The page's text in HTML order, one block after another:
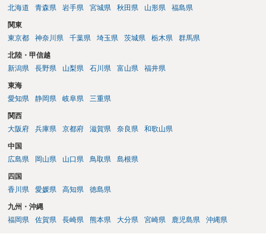
北海道
青森県 岩手県 宮城県 秋田県 山形県 福島県
関東
東京都
神奈川県 千葉県 埼玉県 茨城県 栃木県 群馬県
北陸・甲信越
新潟県
長野県 山梨県 石川県 富山県 福井県
東海
愛知県
静岡県 岐阜県 三重県
関西
大阪府
兵庫県 京都府 滋賀県 奈良県 和歌山県
中国
広島県
岡山県 山口県 鳥取県 島根県
四国
香川県
愛媛県 高知県 徳島県
九州・沖縄
福岡県
佐賀県 長崎県 熊本県 大分県 宮崎県 鹿児島県 沖縄県